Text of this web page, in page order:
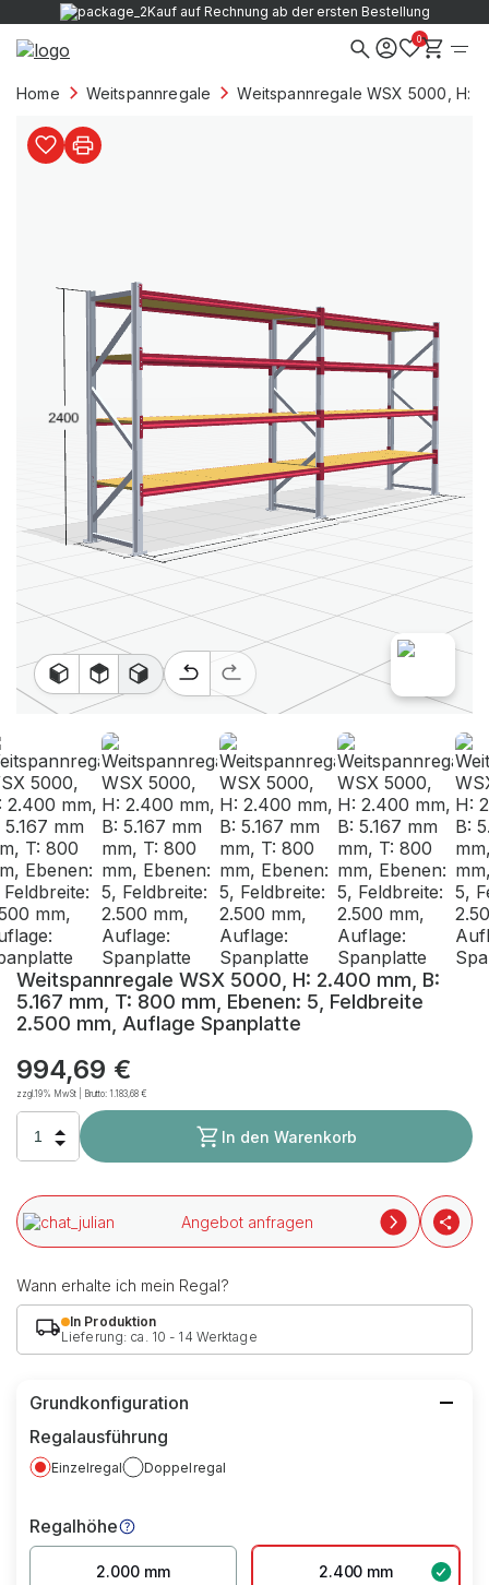
Kauf auf Rechnung ab der ersten Bestellung
0
Home Weitspannregale Weitspannregale WSX 5000, H:
Weitspannregale WSX 5000, H: 2.400 mm, B:
5.167 mm, T: 800 mm, Ebenen: 5, Feldbreite
2.500 mm, Auflage Spanplatte
994,69 €
zzgl.19% MwSt | Brutto:1.183,68 €
In den Warenkorb
Angebot anfragen
Wann erhalte ich mein Regal?
In Produktion
Lieferung: ca. 10 - 14 Werktage
Grundkonfiguration
Regalausführung
Einzelregal Doppelregal
Regalhöhe
2.000 mm 2.400 mm